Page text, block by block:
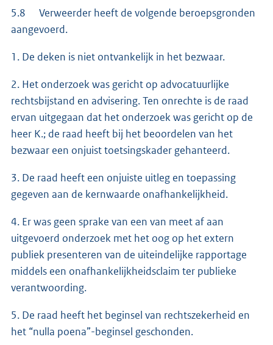
5.8 Verweerder heeft de volgende beroepsgronden
aangevoerd.
1. De deken is niet ontvankelijk in het bezwaar.
2. Het onderzoek was gericht op advocatuurlijke
rechtsbijstand en advisering. Ten onrechte is de raad
ervan uitgegaan dat het onderzoek was gericht op de
heer K.; de raad heeft bij het beoordelen van het
bezwaar een onjuist toetsingskader gehanteerd.
3. De raad heeft een onjuiste uitleg en toepassing
gegeven aan de kernwaarde onafhankelijkheid.
4. Er was geen sprake van een van meet af aan
uitgevoerd onderzoek met het oog op het extern
publiek presenteren van de uiteindelijke rapportage
middels een onafhankelijkheidsclaim ter publieke
verantwoording.
5. De raad heeft het beginsel van rechtszekerheid en
het “nulla poena”-beginsel geschonden.